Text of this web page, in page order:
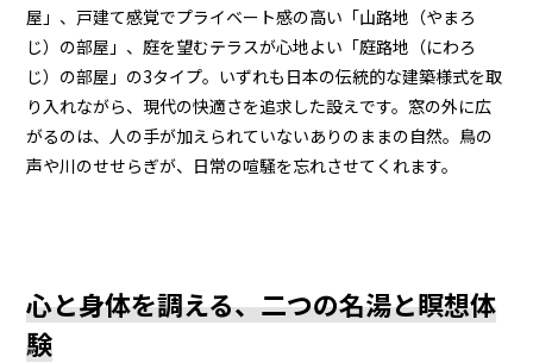
屋」、戸建て感覚でプライベート感の高い「山路地（やまろ
じ）の部屋」、庭を望むテラスが心地よい「庭路地（にわろ
じ）の部屋」の3タイプ。いずれも日本の伝統的な建築様式を取
り入れながら、現代の快適さを追求した設えです。窓の外に広
がるのは、人の手が加えられていないありのままの自然。鳥の
声や川のせせらぎが、日常の喧騒を忘れさせてくれます。
心と身体を調える、二つの名湯と瞑想体
験